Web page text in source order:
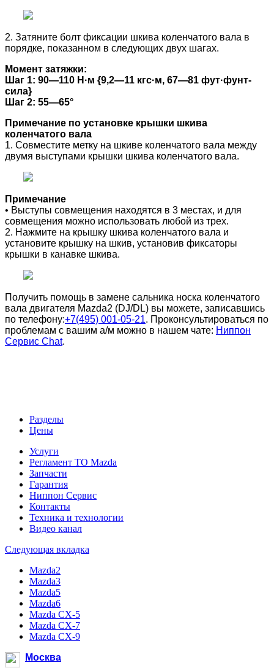
2. Затяните болт фиксации шкива коленчатого вала в
порядке, показанном в следующих двух шагах.
Момент затяжки:
Шаг 1: 90—110 Н·м {9,2—11 кгс·м, 67—81 фут·фунт-
сила}
Шаг 2: 55—65°
Примечание по установке крышки шкива
коленчатого вала
1. Совместите метку на шкиве коленчатого вала между
двумя выступами крышки шкива коленчатого вала.
Примечание
• Выступы совмещения находятся в 3 местах, и для
совмещения можно использовать любой из трех.
2. Нажмите на крышку шкива коленчатого вала и
установите крышку на шкив, установив фиксаторы
крышки в канавке шкива.
Получить помощь в замене сальника носка коленчатого
вала двигателя Mazda2 (DJ/DL) вы можете, записавшись
по телефону:+7(495) 001-05-21. Проконсультироваться по
проблемам с вашим а/м можно в нашем чате: Ниппон
Сервис Chat.
Разделы
Цены
Услуги
Регламент ТО Mazda
Запчасти
Гарантия
Ниппон Сервис
Контакты
Техника и технологии
Видео канал
Следующая вкладка
Mazda2
Mazda3
Mazda5
Mazda6
Mazda CX-5
Mazda CX-7
Mazda CX-9
Москва